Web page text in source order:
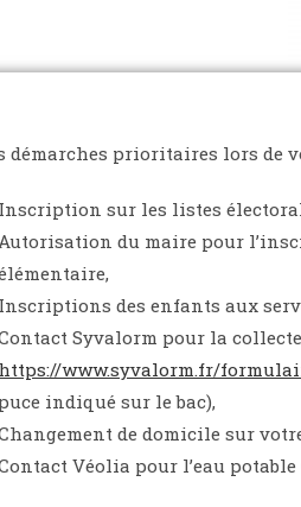
démarches prioritaires lors de
Inscription sur les listes
du maire pour
Inscriptions des enfants aux
Syvalorm pour la collecte
https://www.syvalorm.fr/
puce indiqué sur le bac),
de domicile sur
Véolia pour l’eau potable